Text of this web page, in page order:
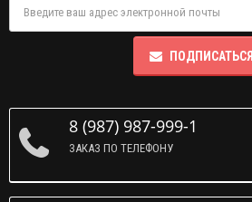
ПОДПИСАТЬСЯ
8 (987) 987-999-1
ЗАКАЗ ПО ТЕЛЕФОНУ